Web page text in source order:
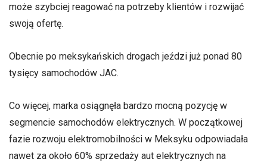
może szybciej reagować na potrzeby klientów i rozwijać
swoją ofertę.
Obecnie po meksykańskich drogach jeździ już ponad 80
tysięcy samochodów JAC.
Co więcej, marka osiągnęła bardzo mocną pozycję w
segmencie samochodów elektrycznych. W początkowej
fazie rozwoju elektromobilności w Meksyku odpowiadała
nawet za około 60% sprzedaży aut elektrycznych na